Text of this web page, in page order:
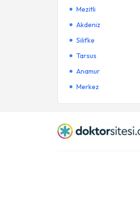
Mezitli
Akdeniz
Silifke
Tarsus
Anamur
Merkez